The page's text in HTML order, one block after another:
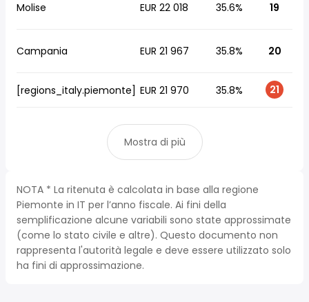
Molise EUR 22 018 35.6% 19
Campania EUR 21 967 35.8% 20
[regions_italy.piemonte] EUR 21 970 35.8% 21
Mostra di più
NOTA * La ritenuta è calcolata in base alla regione
Piemonte in IT per l’anno fiscale. Ai fini della
semplificazione alcune variabili sono state approssimate
(come lo stato civile e altre). Questo documento non
rappresenta l'autorità legale e deve essere utilizzato solo
ha fini di approssimazione.